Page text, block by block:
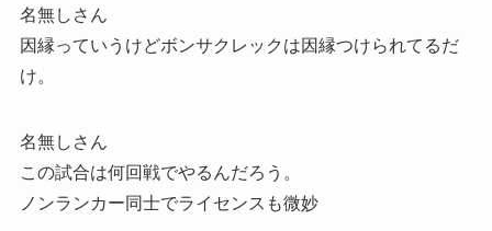
名無しさん
因縁っていうけどボンサクレックは因縁つけられてるだ
け。
名無しさん
この試合は何回戦でやるんだろう。
ノンランカー同士でライセンスも微妙